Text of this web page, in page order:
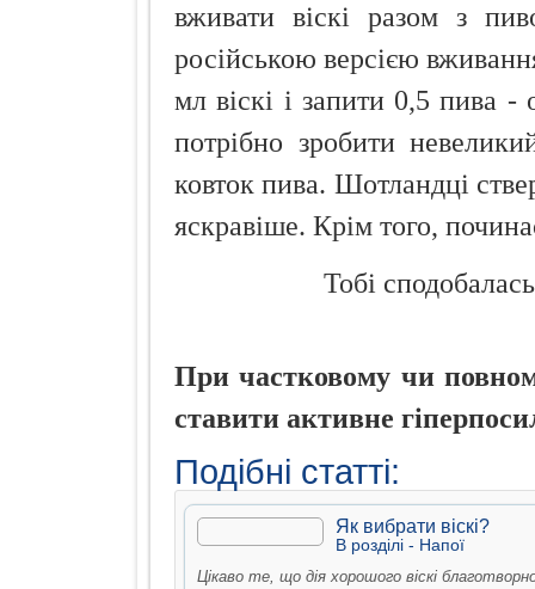
вживати віскі разом з
російською версією
мл віскі і запити 0,5 пива -
потрібно зробити
ковток пива. Шотландці
яскравіше. Крім того,
Тобі
При частковому чи
ставити активне
Подібні статті:
Як вибрати віскі?
В рoздiлi - Напої
Цікаво те, що дія хорошого віскі